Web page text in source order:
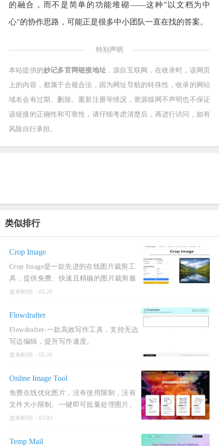
的融合，而不是简单的功能堆砌——这种"以文档为中
心"的协作思路，可能正是很多中小团队一直在找的答案。
特别声明
本站提供的妙记多官网链接地址 ，源自互联网，在收录时，该网页
上的内容，都属于合规合法，因为网址导航的特殊性，收录的网站
域名会有过期、删除、重新注册等情况，资源猫网不声明也不保证
该链接的正确性和可靠性，请仔细考虑清楚后，再进行访问，如有
风险自行承担。
类似排行
Crop Image
Crop Image是一款先进的在线图片裁剪工
具，提供免费、快速且精确的图片裁剪服
务。
发布时间：05-28
Flowdrafter
Flowdrafter-一款高效写作工具，支持无边
写边编辑，提升写作速度。
发布时间：05-26
Online Image Tool
免费在线优化图片，没有使用限制，没有
文件大小限制。一键即可批量处理图片。
将图片压缩90％，支持PNG，JPG，
发布时间：03-03
Temp Mail